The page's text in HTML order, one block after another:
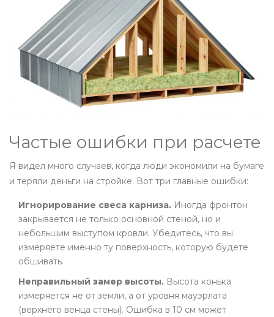
Частые ошибки при расчете
Я видел много случаев, когда люди экономили на бумаге
и теряли деньги на стройке. Вот три главные ошибки:
Игнорирование свеса карниза. Иногда фронтон
закрывается не только основной стеной, но и
небольшим выступом кровли. Убедитесь, что вы
измеряете именно ту поверхность, которую будете
обшивать.
Неправильный замер высоты. Высота конька
измеряется не от земли, а от уровня мауэрлата
(верхнего венца стены). Ошибка в 10 см может